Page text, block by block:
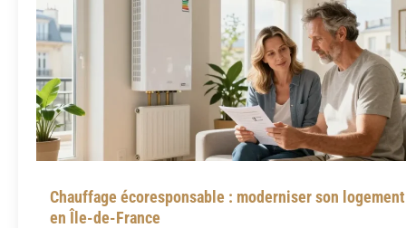
Chauffage écoresponsable : moderniser son logement
en Île-de-France